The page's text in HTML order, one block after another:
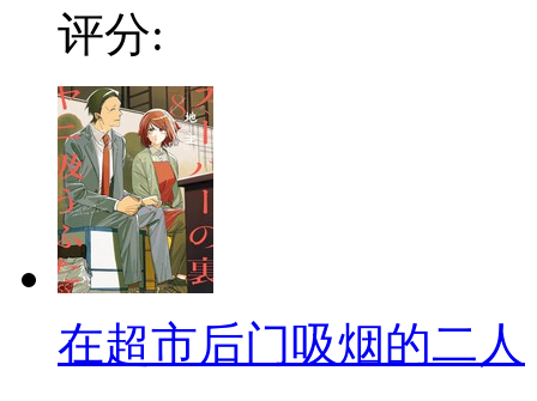
评分:
在超市后门吸烟的二人